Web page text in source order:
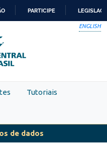
PARTICIPE
ENGLISH
Tutoriais
de dados